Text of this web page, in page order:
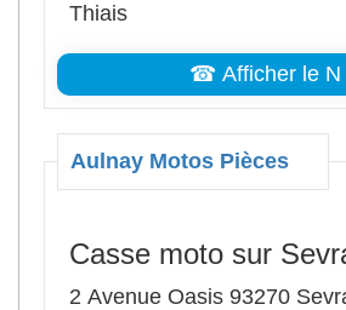
Thiais
☎ Afficher le N
Aulnay Motos Pièces
Casse moto sur
2 Avenue Oasis 93270